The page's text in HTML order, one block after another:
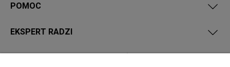
POMOC
EKSPERT RADZI